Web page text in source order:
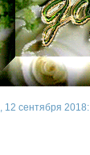
, 12 сентября 2018: